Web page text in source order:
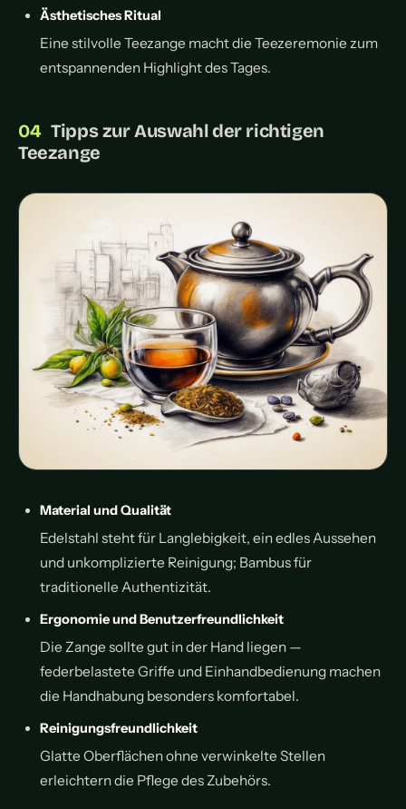
Ästhetisches Ritual
Eine stilvolle Teezange macht die Teezeremonie zum
entspannenden Highlight des Tages.
Tipps zur Auswahl der richtigen
Teezange
Material und Qualität
Edelstahl steht für Langlebigkeit, ein edles Aussehen
und unkomplizierte Reinigung; Bambus für
traditionelle Authentizität.
Ergonomie und Benutzerfreundlichkeit
Die Zange sollte gut in der Hand liegen —
federbelastete Griffe und Einhandbedienung machen
die Handhabung besonders komfortabel.
Reinigungsfreundlichkeit
Glatte Oberflächen ohne verwinkelte Stellen
erleichtern die Pflege des Zubehörs.